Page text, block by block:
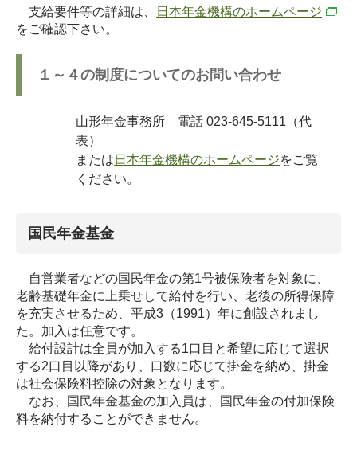
支給要件等の詳細は、
日本年金機構のホームページ
をご確認下さい。
１～４の制度についてのお問い合わせ
山形年金事務所 電話 023-645-5111（代
表）
または 日本年金機構のホームページをご覧
ください。
国民年金基金
自営業者などの国民年金の第1号被保険者を対象に、
老齢基礎年金に上乗せして給付を行い、老後の所得保障
を充実させるため、平成3（1991）年に創設されまし
た。加入は任意です。
給付設計は全員が加入する1口目と希望に応じて選択
する2口目以降があり、口数に応じて掛金を納め、掛金
は社会保険料控除の対象となります。
なお、国民年金基金の加入員は、国民年金の付加保険
料を納付することができません。